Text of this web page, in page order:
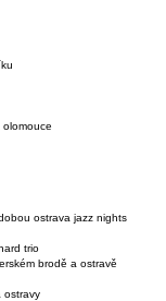
ostrava jazz nights
trio
brodě a ostravě
ostravy